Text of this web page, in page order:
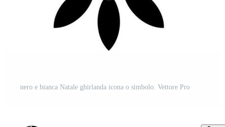
nero e bianca Natale ghirlanda icona o simbolo. Vettore Pro